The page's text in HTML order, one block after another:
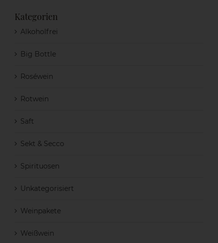
Kategorien
Alkoholfrei
Big Bottle
Roséwein
Rotwein
Saft
Sekt & Secco
Spirituosen
Unkategorisiert
Weinpakete
Weißwein